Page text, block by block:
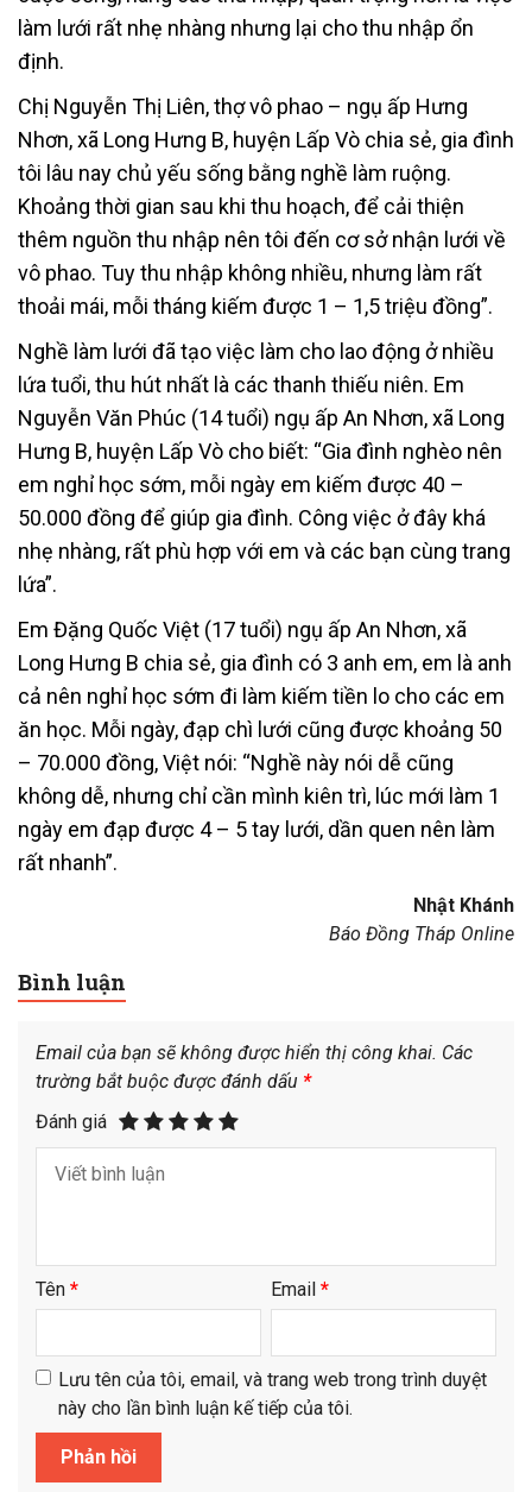
làm lưới rất nhẹ nhàng nhưng lại cho thu nhập ổn
định.
Chị Nguyễn Thị Liên, thợ vô phao – ngụ ấp Hưng
Nhơn, xã Long Hưng B, huyện Lấp Vò chia sẻ, gia đình
tôi lâu nay chủ yếu sống bằng nghề làm ruộng.
Khoảng thời gian sau khi thu hoạch, để cải thiện
thêm nguồn thu nhập nên tôi đến cơ sở nhận lưới về
vô phao. Tuy thu nhập không nhiều, nhưng làm rất
thoải mái, mỗi tháng kiếm được 1 – 1,5 triệu đồng”.
Nghề làm lưới đã tạo việc làm cho lao động ở nhiều
lứa tuổi, thu hút nhất là các thanh thiếu niên. Em
Nguyễn Văn Phúc (14 tuổi) ngụ ấp An Nhơn, xã Long
Hưng B, huyện Lấp Vò cho biết: “Gia đình nghèo nên
em nghỉ học sớm, mỗi ngày em kiếm được 40 –
50.000 đồng để giúp gia đình. Công việc ở đây khá
nhẹ nhàng, rất phù hợp với em và các bạn cùng trang
lứa”.
Em Đặng Quốc Việt (17 tuổi) ngụ ấp An Nhơn, xã
Long Hưng B chia sẻ, gia đình có 3 anh em, em là anh
cả nên nghỉ học sớm đi làm kiếm tiền lo cho các em
ăn học. Mỗi ngày, đạp chì lưới cũng được khoảng 50
– 70.000 đồng, Việt nói: “Nghề này nói dễ cũng
không dễ, nhưng chỉ cần mình kiên trì, lúc mới làm 1
ngày em đạp được 4 – 5 tay lưới, dần quen nên làm
rất nhanh”.
Nhật Khánh
Báo Đồng Tháp Online
Bình luận
Email của bạn sẽ không được hiển thị công khai. Các
trường bắt buộc được đánh dấu *
Đánh giá
Tên * Email *
Lưu tên của tôi, email, và trang web trong trình duyệt
này cho lần bình luận kế tiếp của tôi.